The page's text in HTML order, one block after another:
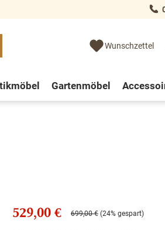
Wunschzettel
Gartenmöbel
529,00 € 699,00 € (24% gespart)